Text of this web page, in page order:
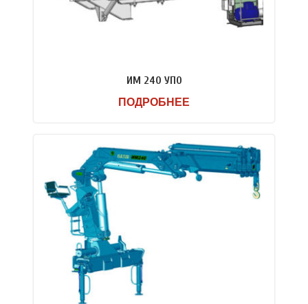
ИМ 240 УПО
ПОДРОБНЕЕ